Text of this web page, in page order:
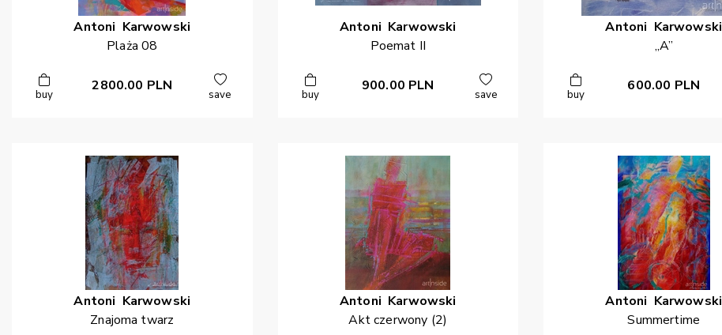
Antoni Karwowski
Plaża 08
buy
2800.00 PLN
save
Antoni Karwowski
Poemat II
buy
900.00 PLN
save
Antoni Karwowski
„A”
buy
600.00 PLN
Antoni Karwowski
Znajoma twarz
Antoni Karwowski
Akt czerwony (2)
Antoni Karwowski
Summertime